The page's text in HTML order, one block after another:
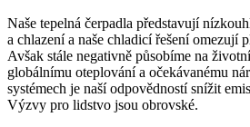
Naše tepelná čerpadla představují
a chlazení a naše chladicí řešení omezují
Avšak stále negativně působíme na
globálnímu oteplování a očekávanému
systémech je naší odpovědností snížit
Výzvy pro lidstvo jsou obrovské.